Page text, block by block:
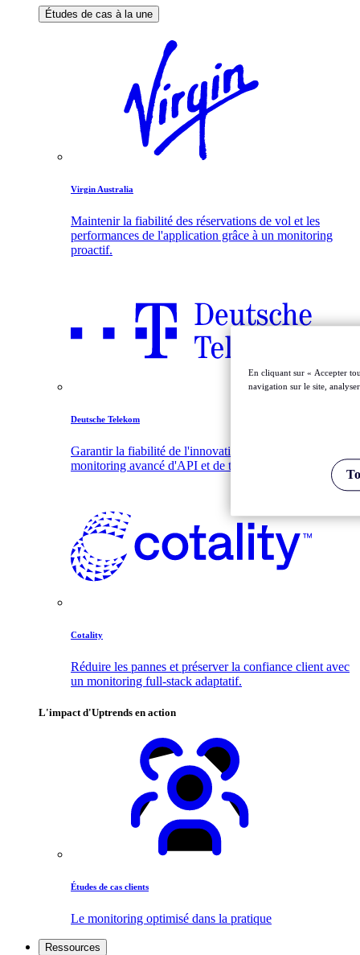
Études de cas à la une
Virgin Australia
Maintenir la fiabilité des réservations de vol et les
performances de l'application grâce à un monitoring
proactif.
Deutsche Telekom
Garantir la fiabilité de l'innovation Smart Home avec un
monitoring avancé d'API et de transactions.
Cotality
Réduire les pannes et préserver la confiance client avec
un monitoring full-stack adaptatif.
L'impact d'Uptrends en action
Études de cas clients
Le monitoring optimisé dans la pratique
Ressources
En cliquant sur « Accepter
navigation sur le site,